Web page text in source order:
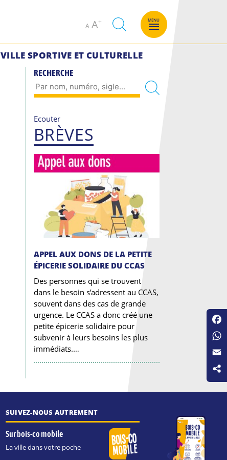
A
Decrease
font
AIncrease
size.
MENU
VILLE SPORTIVE ET CULTURELLE
RECHERCHE
Ecouter
BRÈVES
APPEL AUX DONS DE LA PETITE
ÉPICERIE SOLIDAIRE DU CCAS
Des personnes qui se trouvent
dans le besoin s’adressent au CCAS,
souvent dans des cas de grande
urgence. Le CCAS a donc créé une
petite épicerie solidaire pour
subvenir à leurs besoins les plus
immédiats.…
SUIVEZ-NOUS AUTREMENT
Sur bois-co mobile
La ville dans votre poche